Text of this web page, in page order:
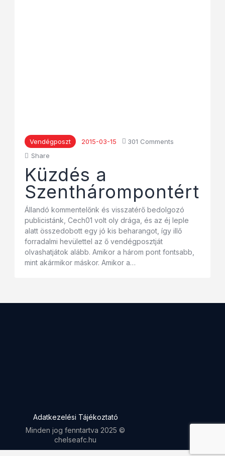
Vendégposzt 2015-03-15 301 Comments
Share
Küzdés a
Szenthárompontért
Állandó kommentelőnk és visszatérő bedolgozó
publicistánk, Cech01 volt oly drága, és az éj leple
alatt összedobott egy jó kis beharangot, így illő
forradalmi hevülettel az ő vendégposztját
olvashatjátok alább. Amikor a három pont fontsabb,
mint akármikor máskor. Amikor a…
Adatkezelési Tájékoztató
Minden jog fenntartva 2025 ©
chelseafc.hu